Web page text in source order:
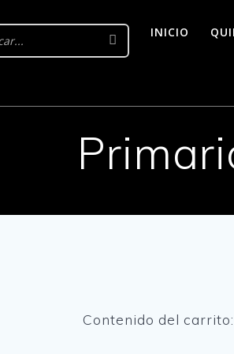
INICIO
Contenido del carrito: